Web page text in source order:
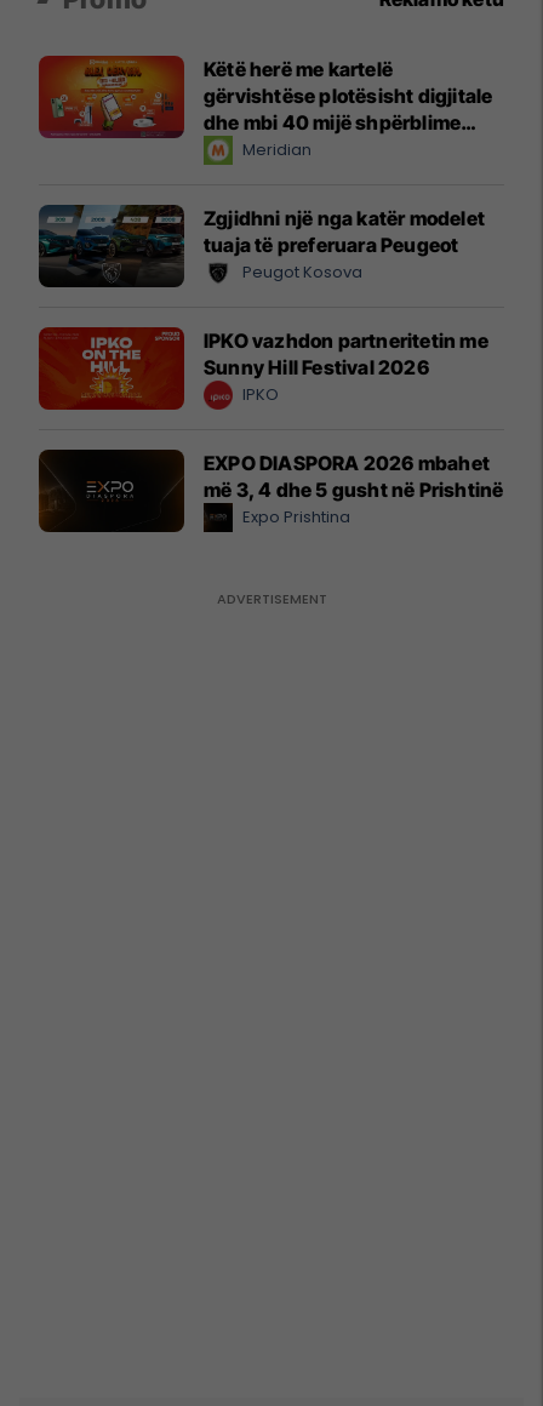
Këtë herë me kartelë
gërvishtëse plotësisht digjitale
dhe mbi 40 mijë shpërblime
instant!Meridian
Zgjidhni një nga katër modelet
tuaja të preferuara Peugeot
Peugot Kosova
IPKO vazhdon partneritetin me
Sunny Hill Festival 2026
IPKO
EXPO DIASPORA 2026 mbahet
më 3, 4 dhe 5 gusht në Prishtinë
Expo Prishtina